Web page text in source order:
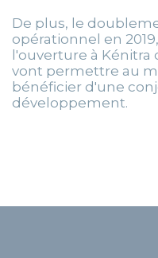
De plus, le
opérationnel en
l'ouverture à Kénitra
vont permettre au
bénéficier d'une
développement.